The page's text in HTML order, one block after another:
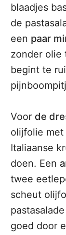
blaadjes
de
een paar
zonder olie
begint te
Voor de
olijfolie
Italiaanse
doen. Een
twee
scheut
goed door